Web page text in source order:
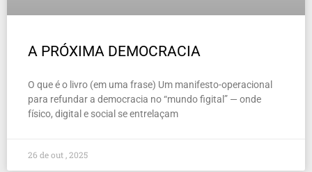
A PRÓXIMA DEMOCRACIA
O que é o livro (em uma frase) Um manifesto-operacional
para refundar a democracia no “mundo figital” — onde
físico, digital e social se entrelaçam
26 de out , 2025